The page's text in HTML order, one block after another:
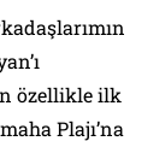
özellikle ilk
Plajı’na